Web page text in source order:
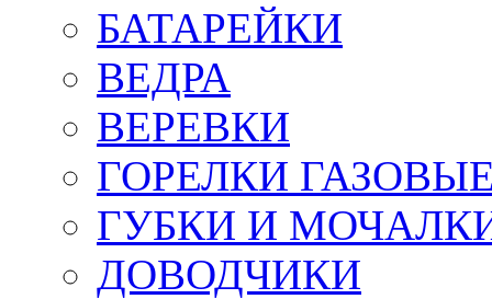
БАТАРЕЙКИ
ВЕДРА
ВЕРЕВКИ
ГОРЕЛКИ
ГУБКИ И
ДОВОДЧИКИ